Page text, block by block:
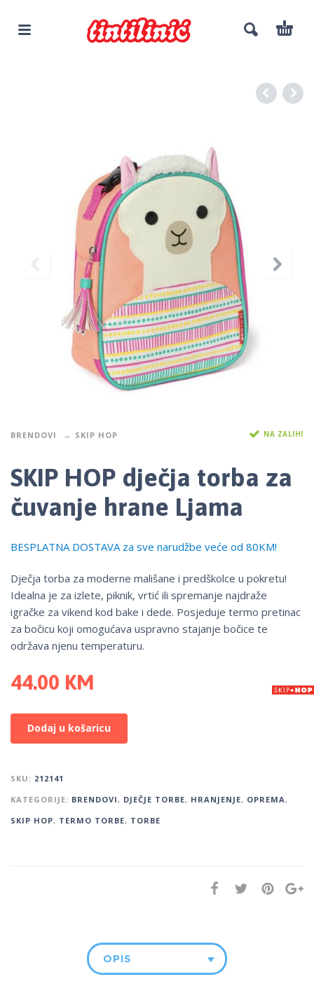
BRENDOVI SKIP HOP NA ZALIHI
SKIP HOP dječja torba za
čuvanje hrane Ljama
BESPLATNA DOSTAVA za sve narudžbe veće od 80KM!
Dječja torba za moderne mališane i predškolce u pokretu!
Idealna je za izlete, piknik, vrtić ili spremanje najdraže
igračke za vikend kod bake i dede. Posjeduje termo pretinac
za bočicu koji omogućava uspravno stajanje bočice te
održava njenu temperaturu.
44.00 KM
Dodaj u košaricu
SKU: 212141
KATEGORIJE: BRENDOVI, DJEČJE TORBE, HRANJENJE, OPREMA,
SKIP HOP, TERMO TORBE, TORBE
OPIS